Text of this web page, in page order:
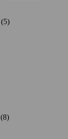
(5)
(8)